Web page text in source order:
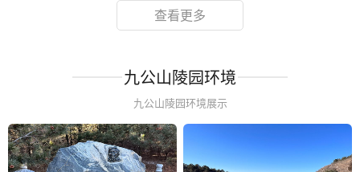
查看更多
九公山陵园环境
九公山陵园环境展示